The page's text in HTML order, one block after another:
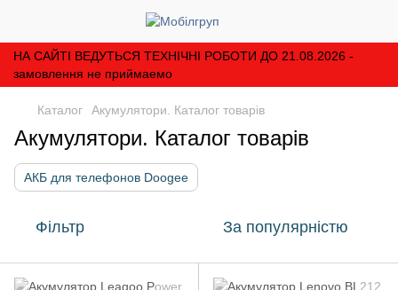
НА САЙТІ ВЕДУТЬСЯ ТЕХНІЧНІ РОБОТИ ДО 21.08.2026 -
замовлення не приймаемо
Каталог Акумулятори. Каталог товарів
Акумулятори. Каталог товарів
АКБ для телефонов Doogee
Фільтр За популярністю